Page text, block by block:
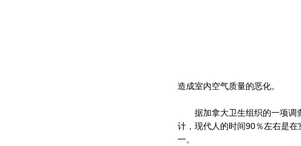
造成室内空气质量的恶化。
据加拿大卫生组织的一项调
计，现代人的时间90％左右是
一。